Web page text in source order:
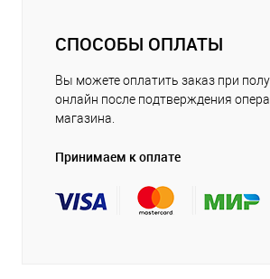
СПОСОБЫ ОПЛАТЫ
Вы можете оплатить заказ при
онлайн после подтверждения
магазина.
Принимаем к оплате